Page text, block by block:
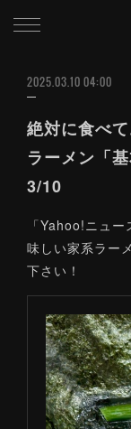
2025.03.10 04:00
絶対に食べ
ラーメン「
3/10
「Yahoo!ニュ
味しい家系ラー
下さい！